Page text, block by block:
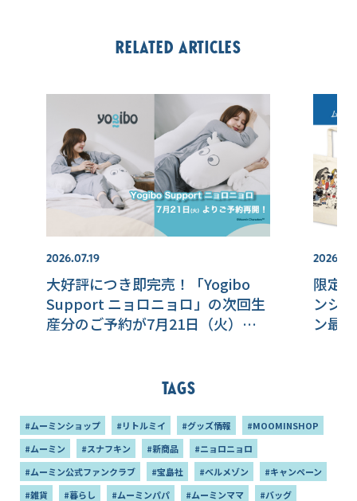
Related articles
2026.07.19
大好評につき即完売！「Yogibo
Support ニョロニョロ」の次回生
産分のご予約が7月21日（火）
限定
ンシ
ン最
Tags
#ムーミンショップ #リトルミイ #グッズ情報
#MOOMINSHOP
#ムーミン
#スナフキン #新商品
#ニョロニョロ
#ムーミン公式ファンクラブ
#宝島社 #ベルメゾン
#キャンペーン
#雑貨
#暮らし #ムーミンパパ #ムーミンママ
#バッグ